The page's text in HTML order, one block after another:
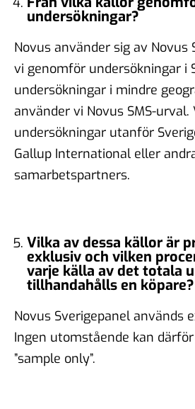
undersökningar?
Novus använder sig av Novus
vi genomför undersökningar i
undersökningar i mindre
använder vi Novus SMS-urval.
undersökningar utanför
Gallup International eller
samarbetspartners.
Vilka av dessa källor är
exklusiv och vilken
varje källa av det totala
tillhandahålls en köpare?
Novus Sverigepanel används
Ingen utomstående kan
”sample only”.